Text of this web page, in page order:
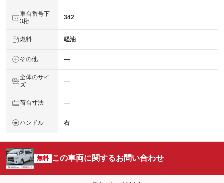
車台番号下
3桁
342
燃料 軽油
その他 ―
全体のサイ
ズ
―
荷台寸法 ―
ハンドル 右
無料 この車両に関するお問い合わせ